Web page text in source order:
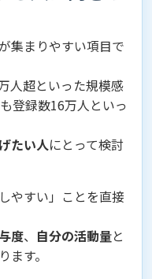
集まりやすい項目で
人超といった規模感
登録数16万人といっ
たい人にとって検討
やすい」ことを直接
度、 自分の活動量と
す。